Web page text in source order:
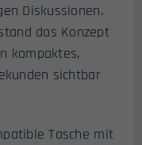
Diskussionen.
das Konzept
kompaktes,
sichtbar
Tasche mit